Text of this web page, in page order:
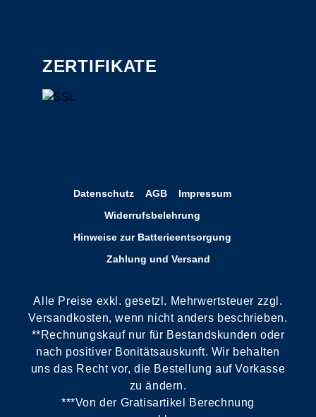
ZERTIFIKATE
Datenschutz AGB
Impressum
Widerrufsbelehrung
Hinweise zur Batterieentsorgung
Zahlung und Versand
Alle Preise exkl. gesetzl. Mehrwertsteuer zzgl.
Versandkosten, wenn nicht anders beschrieben.
**Rechnungskauf nur für Bestandskunden oder
nach positiver Bonitätsauskunft. Wir behalten
uns das Recht vor, die Bestellung auf Vorkasse
zu ändern.
***Von der Gratisartikel Berechnung